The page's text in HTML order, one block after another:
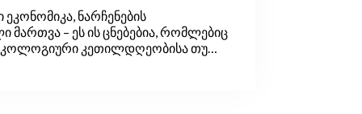
ნარჩენების
მართვა – ეს ის ცნებებია, რომლებიც
კეთილდღეობისა თუ